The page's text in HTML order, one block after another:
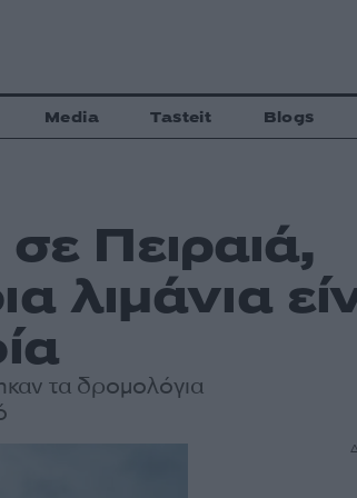
Media Tasteit Blogs
Πειραιά,
λιμάνια
τα δρομολόγια